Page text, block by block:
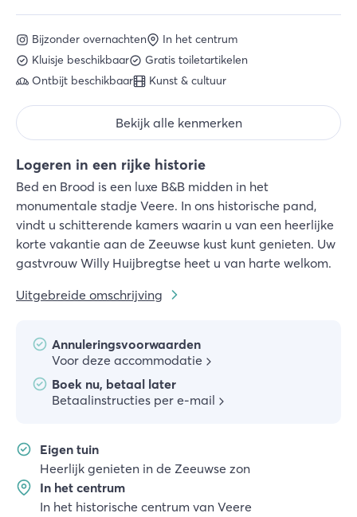
Logeren in een rijke historie
Bed en Brood is een luxe B&B midden in het
monumentale stadje Veere. In ons historische pand,
vindt u schitterende kamers waarin u van een heerlijke
korte vakantie aan de Zeeuwse kust kunt genieten. Uw
gastvrouw Willy Huijbregtse heet u van harte welkom.
Uitgebreide omschrijving
Annuleringsvoorwaarden
Voor deze accommodatie
Boek nu, betaal later
Betaalinstructies per e-mail
Eigen tuin
Heerlijk genieten in de Zeeuwse zon
In het centrum
In het historische centrum van Veere
Bijzonder overnachten
In het centrum
Kluisje beschikbaar
Gratis toiletartikelen
Ontbijt beschikbaar
Kunst & cultuur
Bekijk alle kenmerken